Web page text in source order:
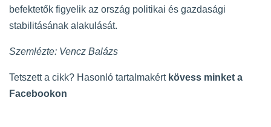
befektetők figyelik az ország politikai és gazdasági
stabilitásának alakulását.
Szemlézte: Vencz Balázs
Tetszett a cikk? Hasonló tartalmakért kövess minket a
Facebookon